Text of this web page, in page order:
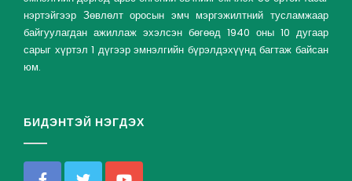
нэртэйгээр Зөвлөлт оросын эмч мэргэжилтний тусламжаар
байгуулагдан ажиллаж эхэлсэн бөгөөд 1940 оны 10 дугаар
сарыг хүртэл 1 дүгээр эмнэлгийн бүрэлдэхүүнд багтаж байсан
юм.
БИДЭНТЭЙ НЭГДЭХ